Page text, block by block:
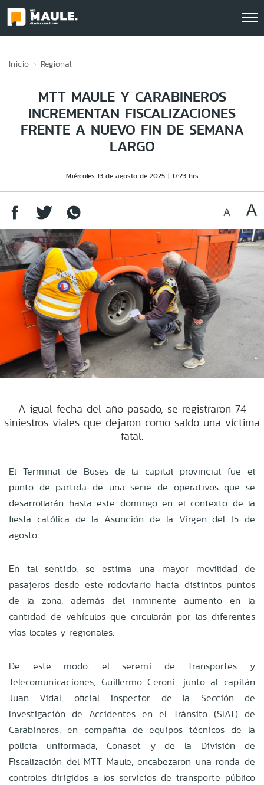
Inicio Regional
MTT MAULE Y CARABINEROS
INCREMENTAN FISCALIZACIONES
FRENTE A NUEVO FIN DE SEMANA
LARGO
Miércoles 13 de agosto de 2025 17:23 hrs
A igual fecha del año pasado, se registraron 74
siniestros viales que dejaron como saldo una víctima
fatal.
El Terminal de Buses de la capital provincial fue el
punto de partida de una serie de operativos que se
desarrollarán hasta este domingo en el contexto de la
fiesta católica de la Asunción de la Virgen del 15 de
agosto.
En tal sentido, se estima una mayor movilidad de
pasajeros desde este rodoviario hacia distintos puntos
de la zona, además del inminente aumento en la
cantidad de vehículos que circularán por las diferentes
vías locales y regionales.
De este modo, el seremi de Transportes y
Telecomunicaciones, Guillermo Ceroni, junto al capitán
Juan Vidal, oficial inspector de la Sección de
Investigación de Accidentes en el Tránsito (SIAT) de
Carabineros, en compañía de equipos técnicos de la
policía uniformada, Conaset y de la División de
Fiscalización del MTT Maule, encabezaron una ronda de
controles dirigidos a los servicios de transporte público